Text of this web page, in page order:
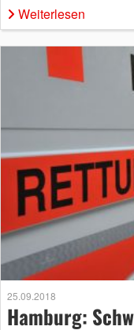
Weiterlesen
25.09.2018
Hamburg: